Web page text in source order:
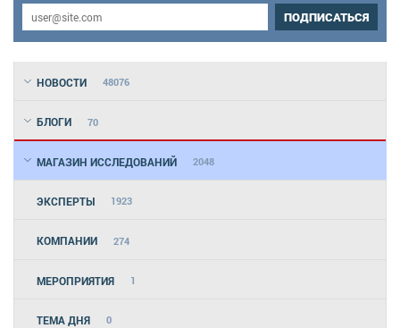
ПОДПИСАТЬСЯ
НОВОСТИ 48076
БЛОГИ 70
МАГАЗИН ИССЛЕДОВАНИЙ 2048
ЭКСПЕРТЫ 1923
КОМПАНИИ 274
МЕРОПРИЯТИЯ 1
ТЕМА ДНЯ 0